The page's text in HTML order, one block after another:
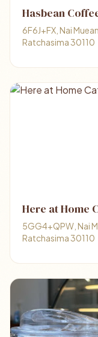
Hasbean
6F6J+FX, Nai
Ratchasima 30110
Here at Home
5GG4+QPW, Nai
Ratchasima 30110